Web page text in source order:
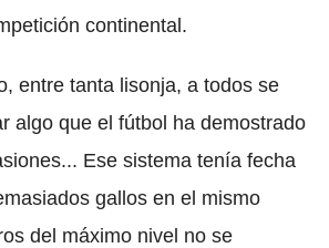
continental.
entre tanta lisonja, a todos se
algo que el fútbol ha demostrado
Ese sistema tenía fecha
gallos en el mismo
del máximo nivel no se